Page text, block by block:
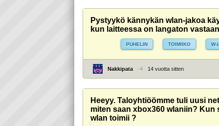
Pystyykö kännykän wlan-jakoa
kun laitteessa on langaton
PUHELIN TOIMIIKO W-
Nakkipata -4 14 vuotta sitten
Heeyy. Taloyhtiöömme tuli uusi
miten saan xbox360 wlaniin?
wlan toimii ?